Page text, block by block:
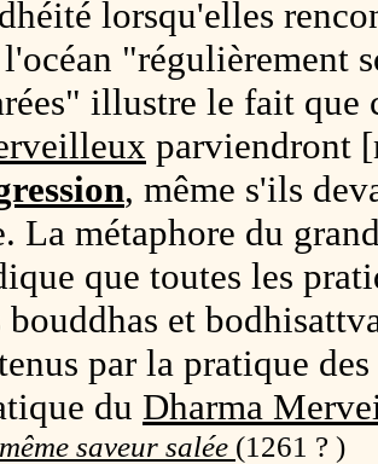
lorsqu'elles
"régulièrement
illustre le fait
parviendront
, même s'ils
La métaphore du
que toutes les
bouddhas et
par la pratique
du Dharma
saveur salée (1261 ? )